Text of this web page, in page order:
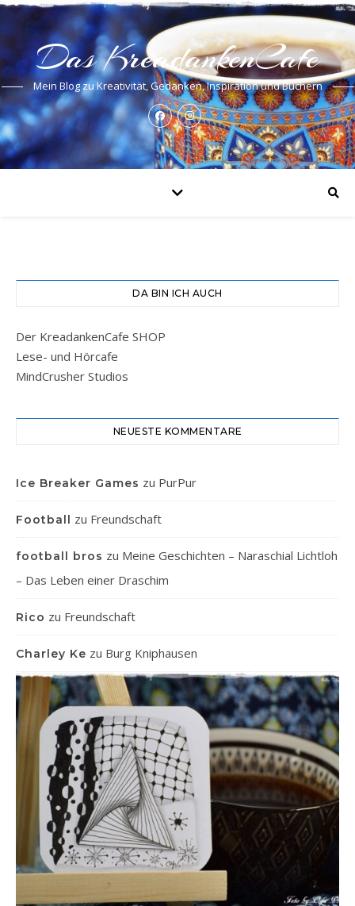
Das KreadankenCafe
Mein Blog zu Kreativität, Gedanken, Inspiration und Büchern
DA BIN ICH AUCH
Der KreadankenCafe SHOP
Lese- und Hörcafe
MindCrusher Studios
NEUESTE KOMMENTARE
Ice Breaker Games zu PurPur
Football zu Freundschaft
football bros zu Meine Geschichten – Naraschial Lichtloh
– Das Leben einer Draschim
Rico zu Freundschaft
Charley Ke zu Burg Kniphausen